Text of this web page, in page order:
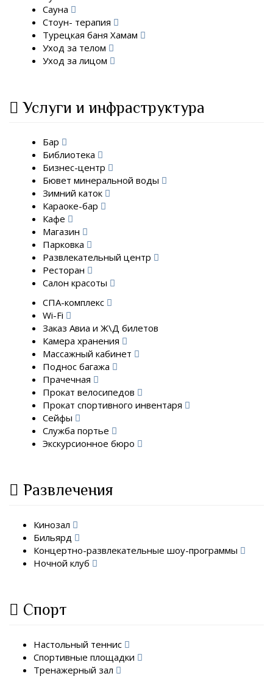
Сауна
Стоун- терапия
Турецкая баня Хамам
Уход за телом
Уход за лицом
Услуги и инфраструктура
Бар
Библиотека
Бизнес-центр
Бювет минеральной воды
Зимний каток
Караоке-бар
Кафе
Магазин
Парковка
Развлекательный центр
Ресторан
Салон красоты
СПА-комплекс
Wi-Fi
Заказ Авиа и Ж\Д билетов
Камера хранения
Массажный кабинет
Поднос багажа
Прачечная
Прокат велосипедов
Прокат спортивного инвентаря
Сейфы
Служба портье
Экскурсионное бюро
Развлечения
Кинозал
Бильярд
Концертно-развлекательные шоу-программы
Ночной клуб
Спорт
Настольный теннис
Спортивные площадки
Тренажерный зал